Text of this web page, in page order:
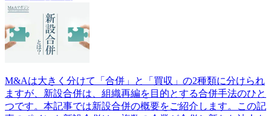
M&Aは大きく分けて「合併」と「買収」の2種類に分けられ
ますが、新設合併は、組織再編を目的とする合併手法のひと
つです。本記事では新設合併の概要をご紹介します。この記